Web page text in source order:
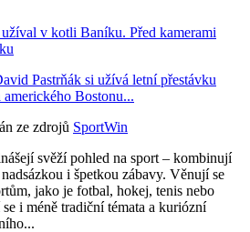
v kotli Baníku. Před kamerami
Pastrňák si užívá letní přestávku
Bostonu...
ze zdrojů SportWin
svěží pohled na sport – kombinují
i špetkou zábavy. Věnují se
jako je fotbal, hokej, tenis nebo
i méně tradiční témata a kuriózní